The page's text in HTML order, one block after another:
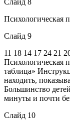
Психологическая
Слайд 9
11 18 14 17 24 21
Психологическая
таблица»
находить,
Большинство
минуты и почти
Слайд 10